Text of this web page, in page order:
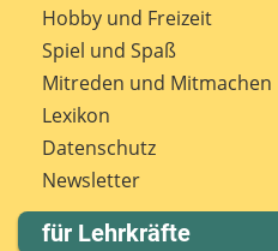
Impressum
Internet-ABC Sitemap
Barrierefreiheit
Länderprojekte
Hobby und Freizeit
Spiel und Spaß
Mitreden und Mitmachen
Lexikon
Datenschutz
Newsletter
für Lehrkräfte